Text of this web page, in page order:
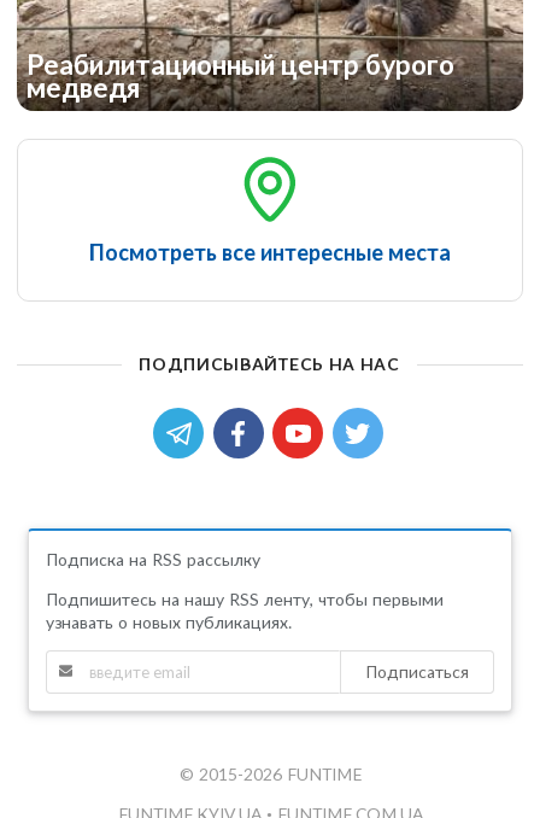
Реабилитационный центр бурого
медведя
Посмотреть все интересные места
ПОДПИСЫВАЙТЕСЬ НА НАС
Подписка на RSS рассылку
Подпишитесь на нашу RSS ленту, чтобы первыми
узнавать о новых публикациях.
Подписаться
© 2015-2026 FUNTIME
FUNTIME.KYIV.UA • FUNTIME.COM.UA